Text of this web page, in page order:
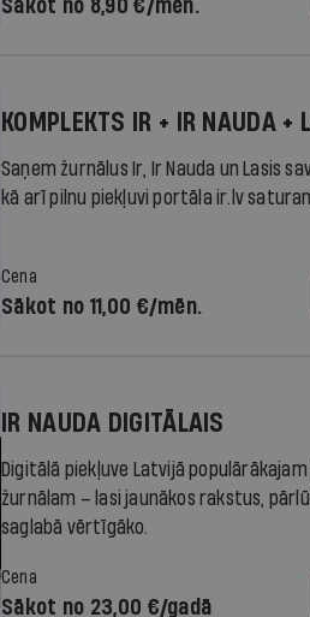
Sākot no 8,90 €/mēn.
KOMPLEKTS IR + IR NAUDA +
Saņem žurnālus Ir, Ir Nauda un Lasis
kā arī pilnu piekļuvi portāla ir.lv
Cena
Sākot no 11,00 €/mēn.
IR NAUDA DIGITĀLAIS
Digitālā piekļuve Latvijā populārākajam
žurnālam – lasi jaunākos rakstus,
saglabā vērtīgāko.
Cena
Sākot no 23,00 €/gadā